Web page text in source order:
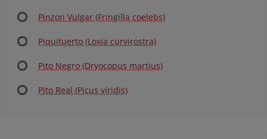
Pinzon Vulgar (Fringilla coelebs)
Piquituerto (Loxia curvirostra)
Pito Negro (Dryocopus martius)
Pito Real (Picus viridis)